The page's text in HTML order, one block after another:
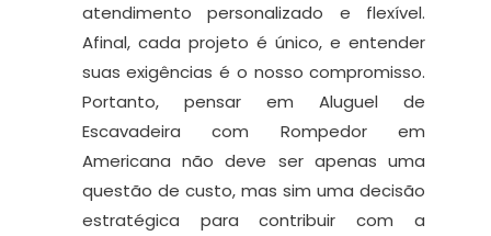
atendimento personalizado e flexível.
Afinal, cada projeto é único, e entender
suas exigências é o nosso compromisso.
Portanto, pensar em Aluguel de
Escavadeira com Rompedor em
Americana não deve ser apenas uma
questão de custo, mas sim uma decisão
estratégica para contribuir com a